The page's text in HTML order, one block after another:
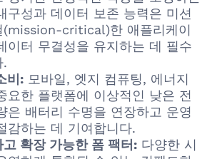
구성과 데이터 보존 능력은 미션
(mission-critical)한 애플리케이
이터 무결성을 유지하는 데 필수
.
비: 모바일, 엣지 컴퓨팅, 에너지
요한 플랫폼에 이상적인 낮은 전
은 배터리 수명을 연장하고 운영
감하는 데 기여합니다.
고 확장 가능한 폼 팩터: 다양한 시